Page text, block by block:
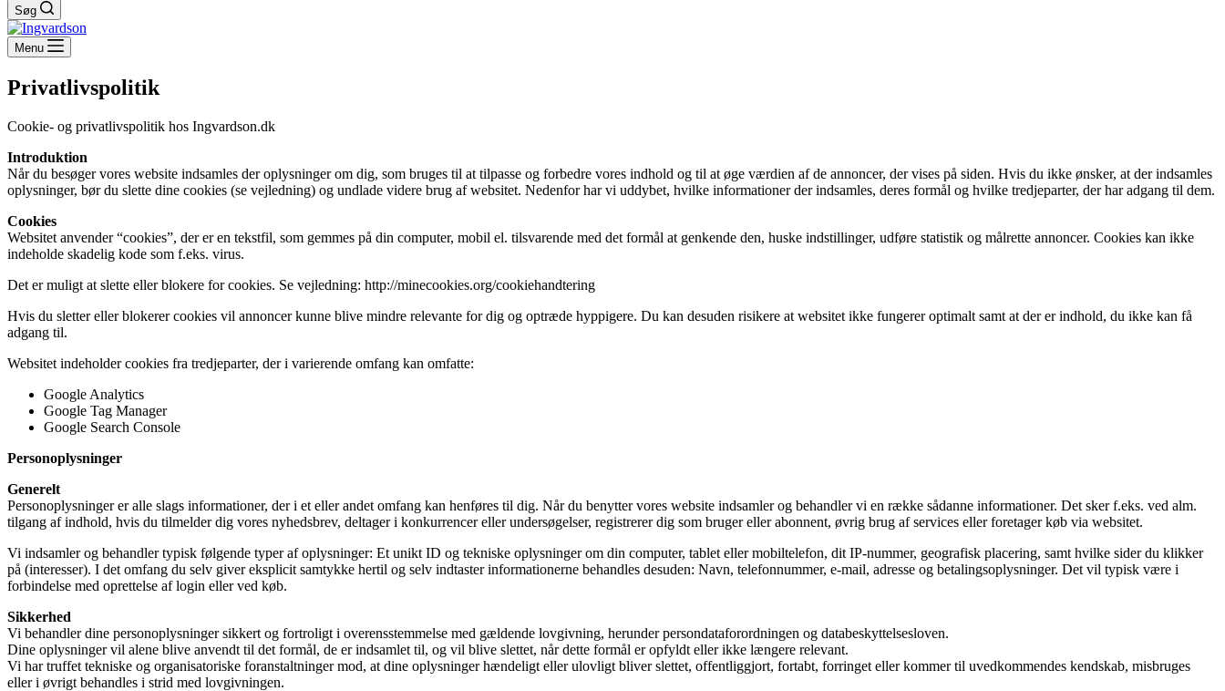
Søg
Menu
Privatlivspolitik
Cookie- og privatlivspolitik hos Ingvardson.dk
Introduktion
Når du besøger vores website indsamles der oplysninger om dig, som bruges til at tilpasse og forbedre vores indhold og til at øge værdien af de annoncer, der vises på siden. Hvis du ikke ønsker, at der indsamles
oplysninger, bør du slette dine cookies (se vejledning) og undlade videre brug af websitet. Nedenfor har vi uddybet, hvilke informationer der indsamles, deres formål og hvilke tredjeparter, der har adgang til dem.
Cookies
Websitet anvender “cookies”, der er en tekstfil, som gemmes på din computer, mobil el. tilsvarende med det formål at genkende den, huske indstillinger, udføre statistik og målrette annoncer. Cookies kan ikke
indeholde skadelig kode som f.eks. virus.
Det er muligt at slette eller blokere for cookies. Se vejledning: http://minecookies.org/cookiehandtering
Hvis du sletter eller blokerer cookies vil annoncer kunne blive mindre relevante for dig og optræde hyppigere. Du kan desuden risikere at websitet ikke fungerer optimalt samt at der er indhold, du ikke kan få
adgang til.
Websitet indeholder cookies fra tredjeparter, der i varierende omfang kan omfatte:
Google Analytics
Google Tag Manager
Google Search Console
Personoplysninger
Generelt
Personoplysninger er alle slags informationer, der i et eller andet omfang kan henføres til dig. Når du benytter vores website indsamler og behandler vi en række sådanne informationer. Det sker f.eks. ved alm.
tilgang af indhold, hvis du tilmelder dig vores nyhedsbrev, deltager i konkurrencer eller undersøgelser, registrerer dig som bruger eller abonnent, øvrig brug af services eller foretager køb via websitet.
Vi indsamler og behandler typisk følgende typer af oplysninger: Et unikt ID og tekniske oplysninger om din computer, tablet eller mobiltelefon, dit IP-nummer, geografisk placering, samt hvilke sider du klikker
på (interesser). I det omfang du selv giver eksplicit samtykke hertil og selv indtaster informationerne behandles desuden: Navn, telefonnummer, e-mail, adresse og betalingsoplysninger. Det vil typisk være i
forbindelse med oprettelse af login eller ved køb.
Sikkerhed
Vi behandler dine personoplysninger sikkert og fortroligt i overensstemmelse med gældende lovgivning, herunder persondataforordningen og databeskyttelsesloven.
Dine oplysninger vil alene blive anvendt til det formål, de er indsamlet til, og vil blive slettet, når dette formål er opfyldt eller ikke længere relevant.
Vi har truffet tekniske og organisatoriske foranstaltninger mod, at dine oplysninger hændeligt eller ulovligt bliver slettet, offentliggjort, fortabt, forringet eller kommer til uvedkommendes kendskab, misbruges
eller i øvrigt behandles i strid med lovgivningen.